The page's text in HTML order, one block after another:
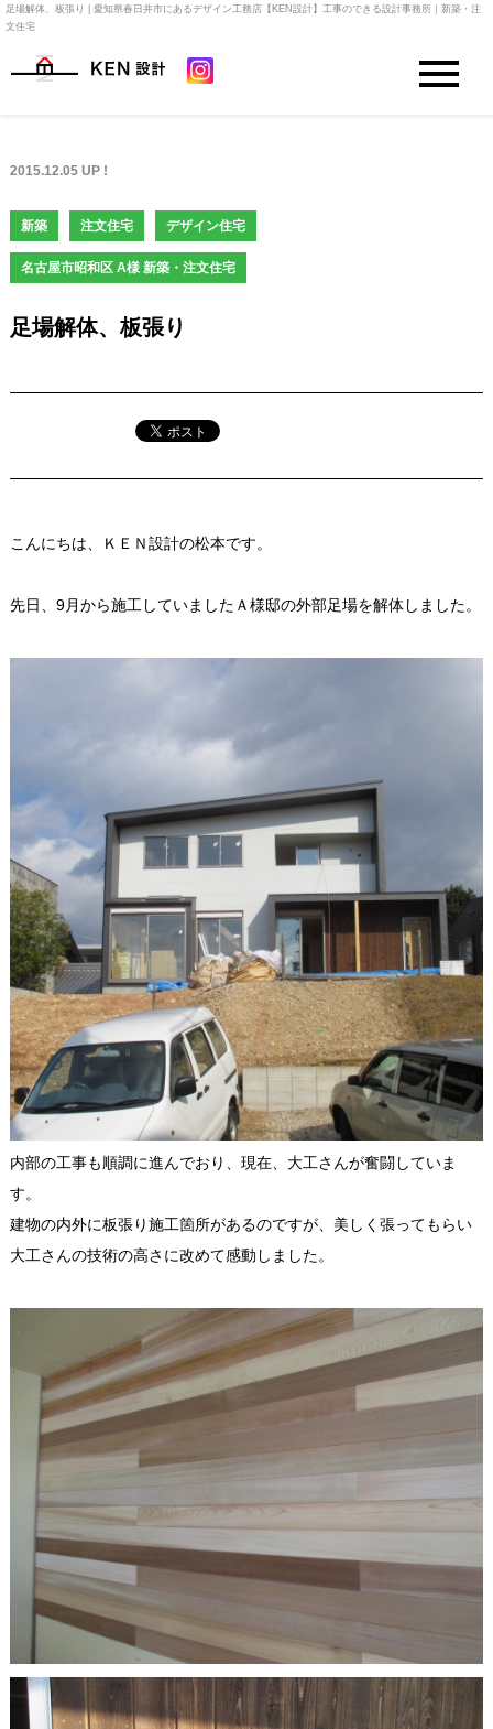
足場解体、板張り | 愛知県春日井市にあるデザイン工務店【KEN設計】工事のできる設計事務所｜新築・注
文住宅
2015.12.05 UP !
新築 注文住宅 デザイン住宅
名古屋市昭和区 A様 新築・注文住宅
足場解体、板張り
こんにちは、ＫＥＮ設計の松本です。
先日、9月から施工していましたＡ様邸の外部足場を解体しました。
内部の工事も順調に進んでおり、現在、大工さんが奮闘していま
す。
建物の内外に板張り施工箇所があるのですが、美しく張ってもらい
大工さんの技術の高さに改めて感動しました。